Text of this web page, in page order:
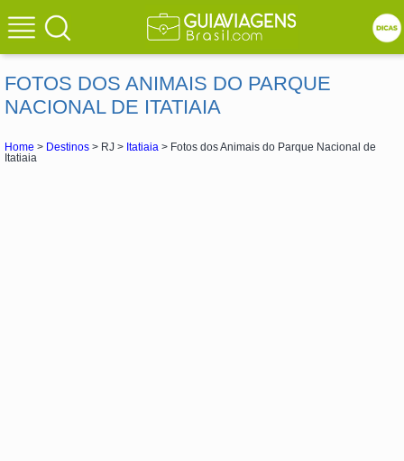
FOTOS DOS ANIMAIS DO PARQUE
NACIONAL DE ITATIAIA
Home > Destinos > RJ > Itatiaia > Fotos dos Animais do Parque Nacional de
Itatiaia